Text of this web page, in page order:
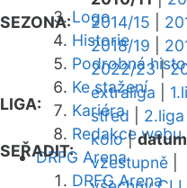
Logo
Historie
Podrobná
Ke stažení
Kariéra
Redakce webu
DRFG Arena
DRFG Arena
SEZONA:
2014/15
2018/19
2022/23|
LIGA:
extraliga
střed
SEŘADIT:
kolo|datum
vzestupně